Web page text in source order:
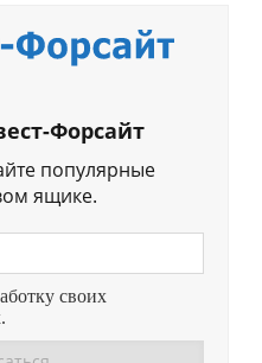
Форсайт
популярные
ящике.
своих